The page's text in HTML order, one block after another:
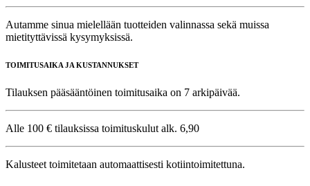
Autamme sinua mielellään tuotteiden valinnassa sekä muissa
mietityttävissä kysymyksissä.
TOIMITUSAIKA JA KUSTANNUKSET
Tilauksen pääsääntöinen toimitusaika on 7 arkipäivää.
Alle 100 € tilauksissa toimituskulut alk. 6,90
Kalusteet toimitetaan automaattisesti kotiintoimitettuna.